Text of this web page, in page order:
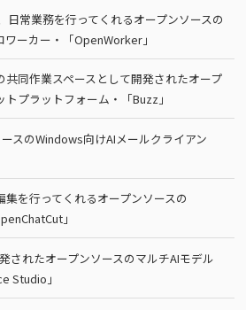
日常業務を行ってくれるオープンソースの
ーカー・「OpenWorker」
共同作業スペースとして開発されたオープ
プラットフォーム・「Buzz」
スのWindows向けAIメールクライアン
集を行ってくれるオープンソースの
」
されたオープンソースのマルチAIモデル
Studio」